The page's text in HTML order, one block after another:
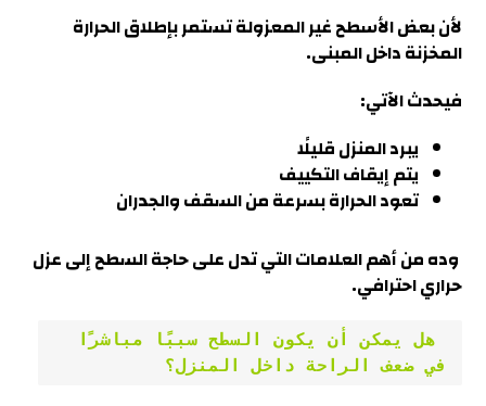
لأن بعض الأسطح غير المعزولة تستمر بإطلاق الحرارة
المخزنة داخل المبنى.
فيحدث الآتي:
يبرد المنزل قليلًا
يتم إيقاف التكييف
تعود الحرارة بسرعة من السقف والجدران
وده من أهم العلامات التي تدل على حاجة السطح إلى عزل
حراري احترافي.
في ضعف الراحة داخل المنزل؟